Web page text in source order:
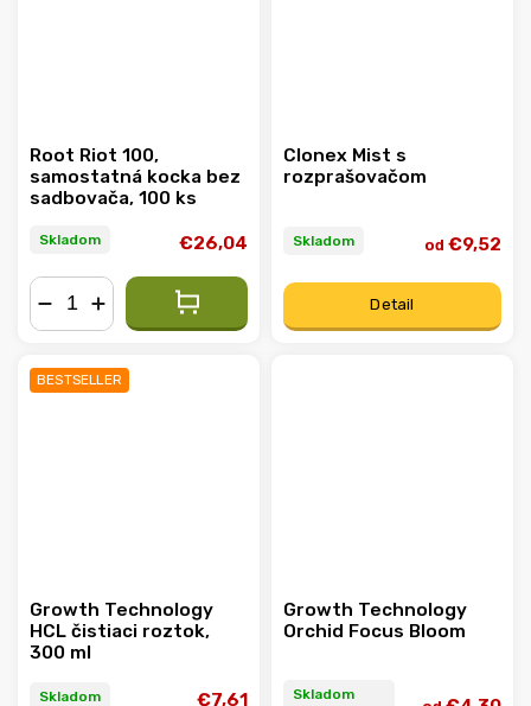
Root Riot 100,
samostatná kocka bez
sadbovača, 100 ks
Skladom €26,04
Clonex Mist s
rozprašovačom
Skladom od €9,52
Detail
BESTSELLER
Growth Technology
HCL čistiaci roztok,
300 ml
Skladom €7,61
Growth Technology
Orchid Focus Bloom
Skladom